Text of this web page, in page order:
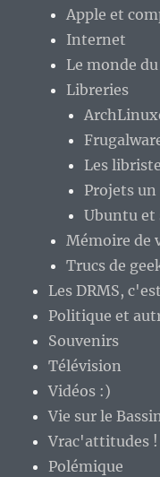
Apple et
Internet
Le monde
Libreries
Les
Projets
Ubuntu
Mémoire de
Trucs de
Les DRMS,
Politique et
Souvenirs
Télévision
Vidéos :)
Vie sur le
Vrac'attitudes !
Polémique